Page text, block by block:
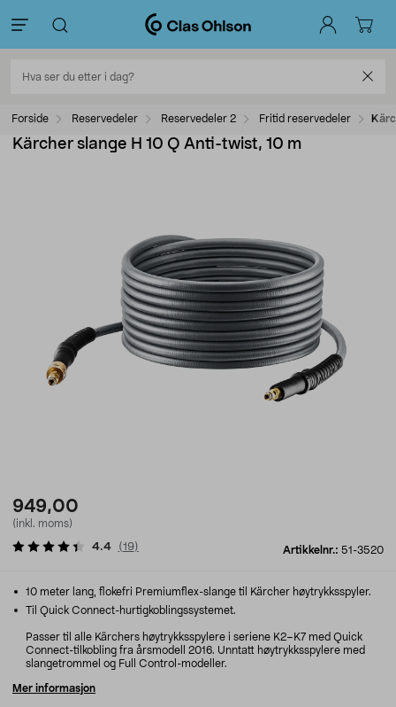
Forside Reservedeler Reservedeler 2 Fritid reservedeler
Kärcher slange H 10 Q Anti-twist, 10 m
949,00
(inkl. moms)
Artikkelnr.: 51-3520
4.4 (19)
10 meter lang, flokefri Premiumflex-slange til Kärcher høytrykksspyler.
Til Quick Connect-hurtigkoblingssystemet.
Passer til alle Kärchers høytrykksspylere i seriene K2–K7 med Quick
Connect-tilkobling fra årsmodell 2016. Unntatt høytrykksspylere med
slangetrommel og Full Control-modeller.
Mer informasjon